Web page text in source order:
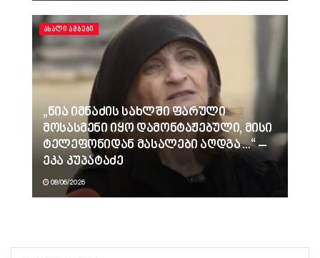
ᲐᲮᲐᲚᲘ ᲐᲛᲑᲔᲑᲘ
„ნია იმნაძის სახლში ფარული
მოსასმენი იყო დამონტაჟებული, მისი
ტელეფონიდან მასალები აღდგა…“ –
ეკა კუპატაძე
08/06/2026